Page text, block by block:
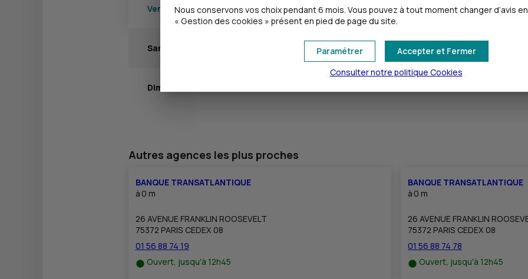
Vendredi 09h00 - 16h00
Samedi Fermé
Dimanche
Autres agences les plus proches
BANQUE TRANSATLANTIQUE
à 0 m
26 AVENUE FRANKLIN ROOSEVELT
75372 PARIS CEDEX 08
01 56 88 74 19
Ouvert, jusqu'à 12h45
BANQUE TRANSATLANTIQUE
à 0 m
26 AVENUE FRANKLIN
75372 PARIS CEDEX 08
01 56 88 74 78
Ouvert, jusqu'à 12h45
Nous conservons vos choix pendant 6 mois. Vous pouvez à tout moment changer d’avis
« Gestion des cookies » présent en pied de page du site.
Accepter et Fermer
Paramétrer
Consulter notre politique Cookies